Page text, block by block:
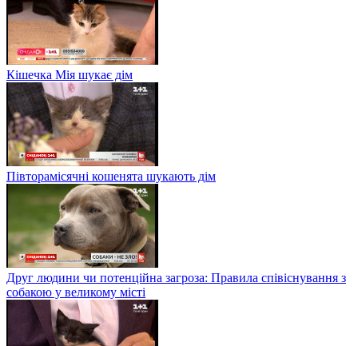
Кішечка Мія шукає дім
Півторамісячні кошенята шукають дім
Друг людини чи потенційна загроза: Правила співіснування з
собакою у великому місті